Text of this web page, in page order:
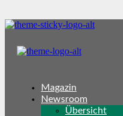
Magazin
Newsroom
Übersicht